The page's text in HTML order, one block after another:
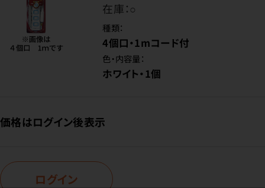
在庫：○
種類：
4個口・1mコード付
色・内容量：
ホワイト・1個
価格はログイン後表示
ログイン